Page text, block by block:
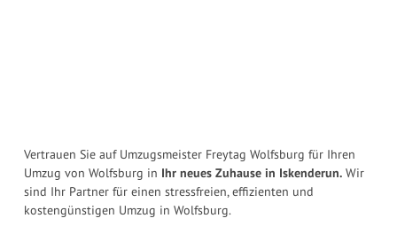
Vertrauen Sie auf Umzugsmeister Freytag Wolfsburg für Ihren
Umzug von Wolfsburg in Ihr neues Zuhause in Iskenderun. Wir
sind Ihr Partner für einen stressfreien, effizienten und
kostengünstigen Umzug in Wolfsburg.